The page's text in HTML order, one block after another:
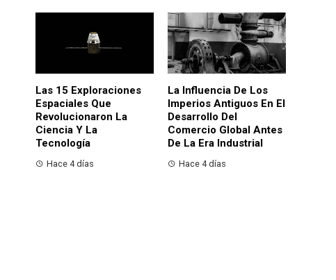
Las 15 Exploraciones
Espaciales Que
Revolucionaron La
Ciencia Y La
Tecnología
Hace 4 días
La Influencia De Los
Imperios Antiguos En El
Desarrollo Del
Comercio Global Antes
De La Era Industrial
Hace 4 días